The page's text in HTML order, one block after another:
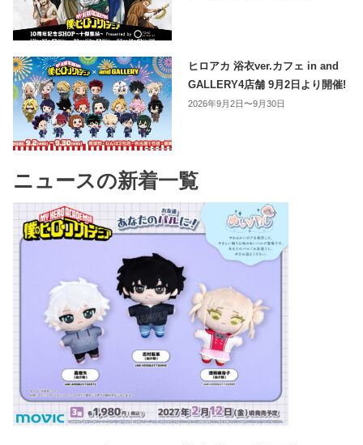
ヒロアカ 浴衣ver.カフェ in and
GALLERY4店舗 9月2日より開催!
2026年9月2日〜9月30日
ニュースの新着一覧